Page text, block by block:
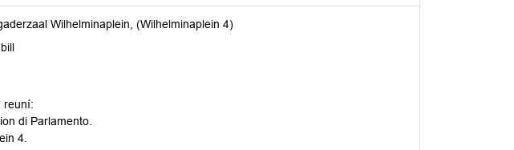
Wilhelminaplein, (Wilhelminaplein 4)
reuní:
di Parlamento.
4.